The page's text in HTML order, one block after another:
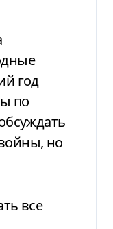
год
по
но